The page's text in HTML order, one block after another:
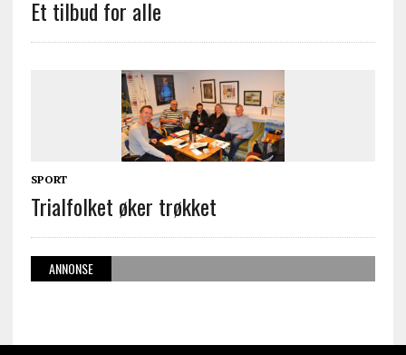
Et tilbud for alle
SPORT
Trialfolket øker trøkket
ANNONSE